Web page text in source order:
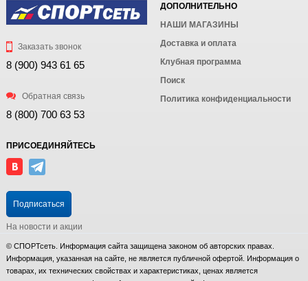
Заказать звонок
8 (900) 943 61 65
Обратная связь
8 (800) 700 63 53
ДОПОЛНИТЕЛЬНО
НАШИ МАГАЗИНЫ
Доставка и оплата
Клубная программа
Поиск
Политика конфиденциальности
ПРИСОЕДИНЯЙТЕСЬ
Подписаться
На новости и акции
© СПОРТсеть. Информация сайта защищена законом об авторских правах.
Информация, указанная на сайте, не является публичной офертой. Информация о
товарах, их технических свойствах и характеристиках, ценах является